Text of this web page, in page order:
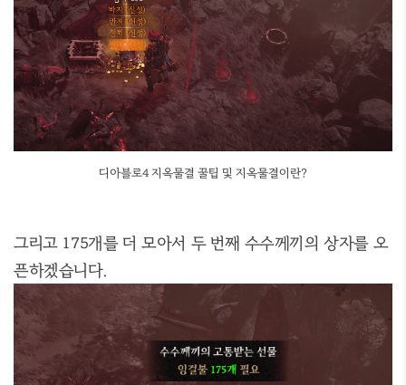
디아블로4 지옥물결 꿀팁 및 지옥물결이란?
그리고 175개를 더 모아서 두 번째 수수께끼의 상자를 오
픈하겠습니다.